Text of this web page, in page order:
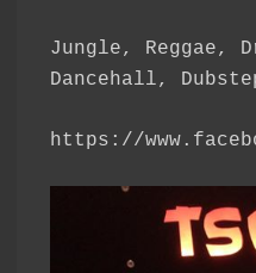
Jungle, Reggae,
Dancehall,
https://